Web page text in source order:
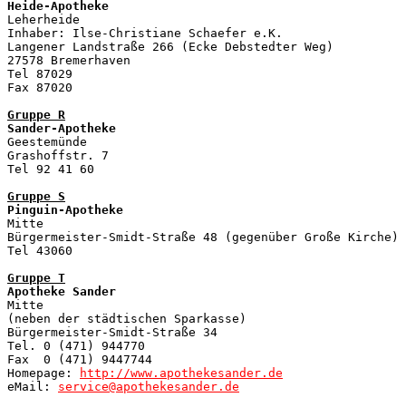
Heide-Apotheke
Leherheide
Inhaber: Ilse-Christiane Schaefer e.K.
Langener Landstraße 266 (Ecke Debstedter Weg)
27578 Bremerhaven
Tel 87029
Fax 87020
Gruppe R
Sander-Apotheke
Geestemünde
Grashoffstr. 7
Tel 92 41 60
Gruppe S
Pinguin-Apotheke
Mitte
Bürgermeister-Smidt-Straße 48 (gegenüber Große Kirche)
Tel 43060
Gruppe T
Apotheke Sander
Mitte
(neben der städtischen Sparkasse)
Bürgermeister-Smidt-Straße 34
Tel. 0 (471) 944770
Fax  0 (471) 9447744
Homepage:
http://www.apothekesander.de
eMail: service@apothekesander.de